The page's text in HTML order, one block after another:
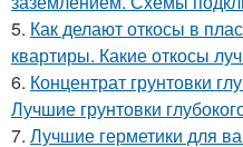
5. Как делают откосы в
квартиры. Какие откосы
6. Концентрат грунтовки
Лучшие грунтовки
7. Лучшие герметики для